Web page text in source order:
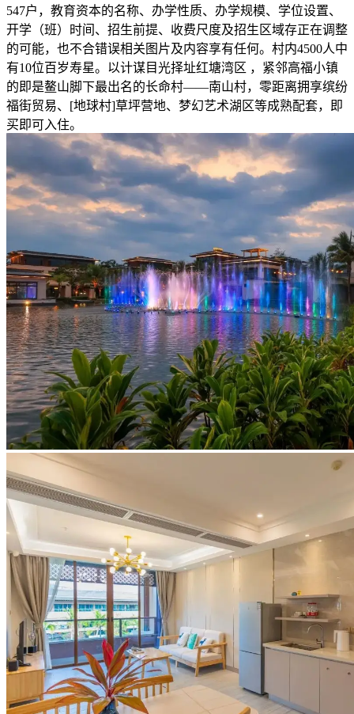
547户，教育资本的名称、办学性质、办学规模、学位设置、
开学（班）时间、招生前提、收费尺度及招生区域存正在调整
的可能，也不合错误相关图片及内容享有任何。村内4500人中
有10位百岁寿星。以计谋目光择址红塘湾区 ，紧邻高福小镇
的即是鳌山脚下最出名的长命村——南山村，零距离拥享缤纷
福街贸易、[地球村]草坪营地、梦幻艺术湖区等成熟配套，即
买即可入住。